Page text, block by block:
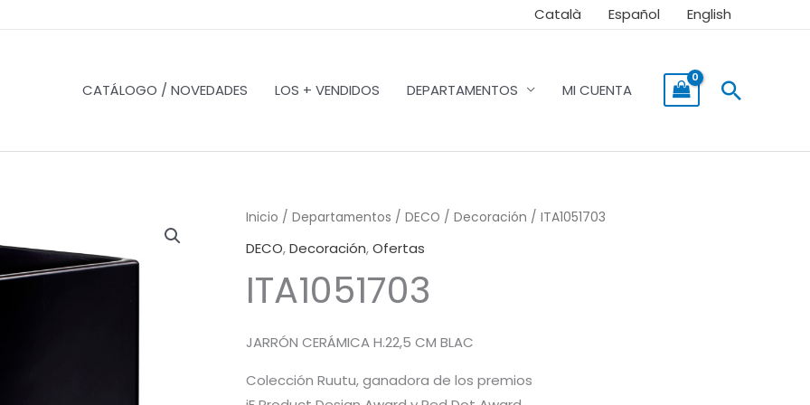
Català Español English
CATÁLOGO / NOVEDADES LOS + VENDIDOS DEPARTAMENTOS MI CUENTA Buscar
Inicio / Departamentos / DECO / Decoración / ITA1051703
DECO,Decoración,Ofertas
ITA1051703
JARRÓN CERÁMICA H.22,5 CM BLAC
Colección Ruutu, ganadora de los premios